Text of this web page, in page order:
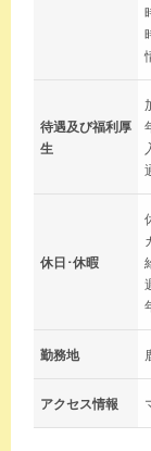
待遇及び福利厚
生
休日･休暇
勤務地
アクセス情報